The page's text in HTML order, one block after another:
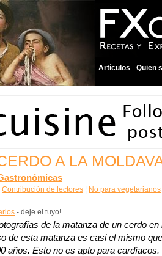
Artículos Quien
A LA
Contribución de lectores ¦ No para vegetarianos
- deje el tuyo!
de la matanza de un cerdo en
de esta matanza es casi el mismo
años. Esto no es apto para cardíacos.